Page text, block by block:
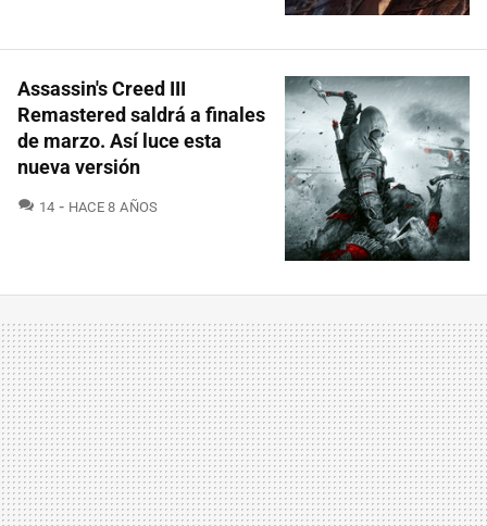
Assassin's Creed III
Remastered saldrá a finales
de marzo. Así luce esta
nueva versión
14 COMENTARIOS
HACE 8 AÑOS